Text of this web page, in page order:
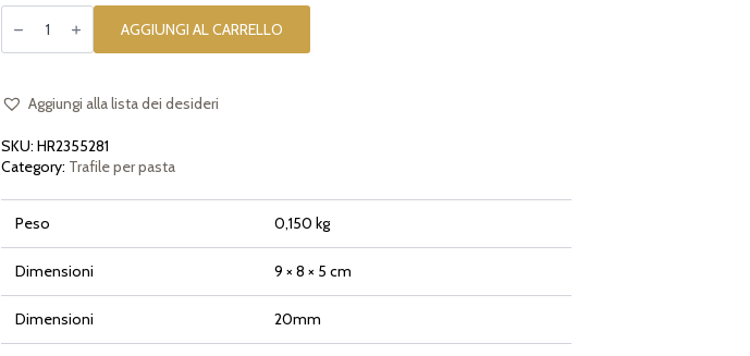
Trafila
Friggitelli
Pasta
Maker
e
Serie
7000
quantità
AGGIUNGI AL CARRELLO
Aggiungi alla lista dei desideri
SKU: HR2355281
Category: Trafile per pasta
Peso 0,150 kg
Dimensioni 9 × 8 × 5 cm
Dimensioni 20mm